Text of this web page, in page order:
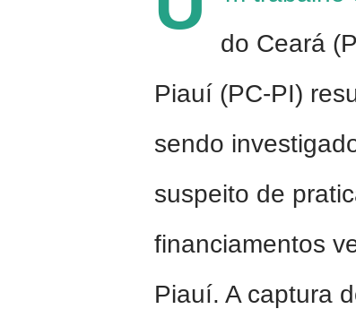
do Ceará
Piauí (PC-PI)
sendo
suspeito de
financiamentos
Piauí. A captura